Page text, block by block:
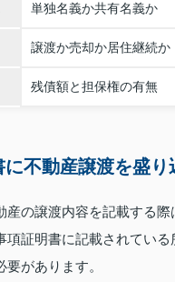
単独名義か共有名義か
譲渡か売却か居住継続か
残債額と担保権の有無
不動産譲渡を盛り
産の譲渡内容を記載する
項証明書に記載されてい
があります。